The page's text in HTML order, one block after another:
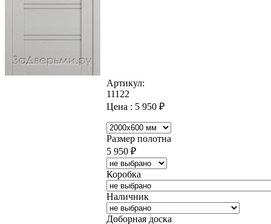
Артикул:
11122
Цена : 5 950 ₽
Размер полотна
5 950 ₽
Коробка
Наличник
Доборная доска